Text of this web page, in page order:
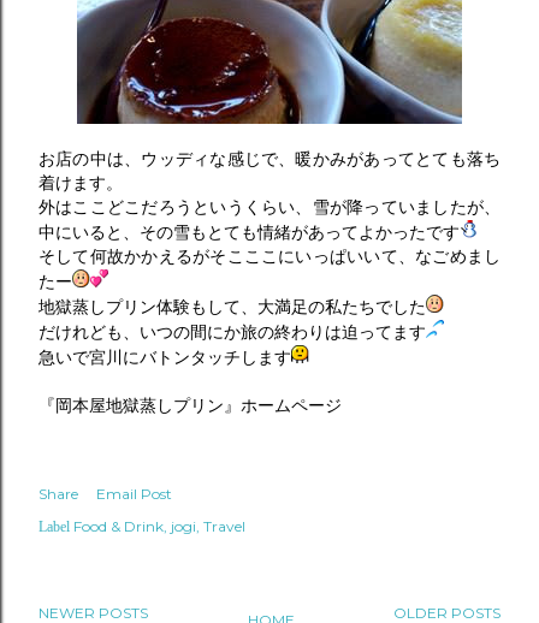
お店の中は、ウッディな感じで、暖かみがあってとても落ち
着けます。
外はここどこだろうというくらい、雪が降っていましたが、
中にいると、その雪もとても情緒があってよかったです
そして何故かかえるがそこここにいっぱいいて、なごめまし
たー
地獄蒸しプリン体験もして、大満足の私たちでした
だけれども、いつの間にか旅の終わりは迫ってます
急いで宮川にバトンタッチします
『岡本屋地獄蒸しプリン』ホームページ
Share Email Post
Label Food & Drink jogi Travel
NEWER POSTS OLDER POSTS